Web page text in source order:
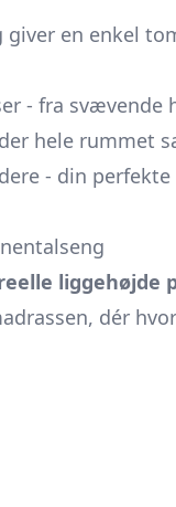
en enkel
- fra svævende
hele rummet
- din
liggehøjde
dér